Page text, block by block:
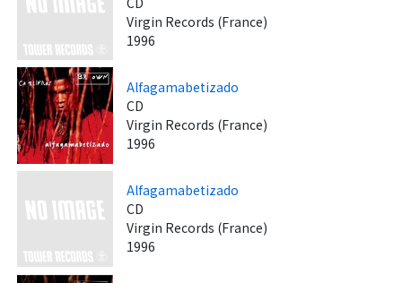
Virgin Records (France)
1996
Alfagamabetizado
CD
Virgin Records (France)
1996
Alfagamabetizado
CD
Virgin Records (France)
1996